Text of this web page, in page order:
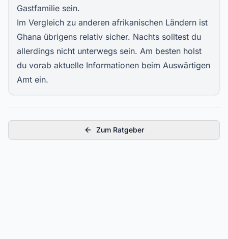
Gastfamilie sein.
Im Vergleich zu anderen afrikanischen Ländern ist
Ghana übrigens relativ sicher. Nachts solltest du
allerdings nicht unterwegs sein. Am besten holst
du vorab aktuelle Informationen beim Auswärtigen
Amt ein.
Zum Ratgeber